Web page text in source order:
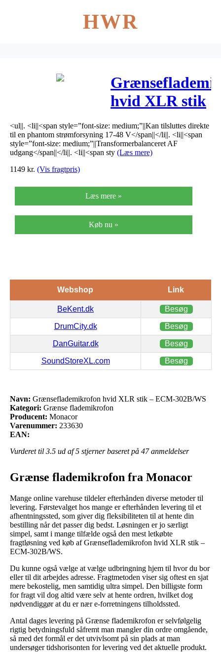
HWR
hvid XLR stik
– ECM-
302B/WS
<ul||. <li||<span style=”font-size: medium;”||Kan tilsluttes direkte
til en phantom strømforsyning 17-48 V</span||</li||. <li||<span
style=”font-size: medium;”||Transformerbalanceret AF
udgang</span||</li||. <li||<span sty (Læs mere)
1149 kr. (Vis fragtpris)
Læs mere »
Køb nu »
Webshop Link
BeKent.dk Besøg
DrumCity.dk Besøg
DanGuitar.dk Besøg
SoundStoreXL.com Besøg
Navn: Grænseflademikrofon hvid XLR stik – ECM-302B/WS
Kategori: Grænse flademikrofon
Producent: Monacor
Varenummer: 233630
EAN:
Vurderet til 3.5 ud af 5 stjerner baseret på 47anmeldelser
Grænse flademikrofon fra Monacor
Mange online varehuse tildeler efterhånden diverse metoder til
levering. Førstevalget hos mange er efterhånden levering til et
afhentningssted, som giver dig fleksibiliteten til at hente din
bestilling når det passer dig bedst. Løsningen er jo særligt
simpel, samt i mange tilfælde også den mest letkøbte
fragtløsning ved køb af Grænseflademikrofon hvid XLR stik –
ECM-302B/WS.
Du kunne også vælge at vælge udbringning hjem til hvor du bor
eller til dit arbejdes adresse. Fragtmetoden viser sig oftest en sjat
mere bekostelig, men samtidig ultra simpel. Den billigste form
for fragt vil dog altid være selv at hente ordren, hvilket dog
nødvendiggør at du er nær e-forretningens tilholdssted.
Antal dages levering på Grænse flademikrofon er selvfølgelig
rigtig betydningsfuld såfremt man mangler din ordre omgående,
så med det formål er det utvivlsomt på sin plads at man
undersøger tidshorisonten for levering ved det aktuelle produkt.